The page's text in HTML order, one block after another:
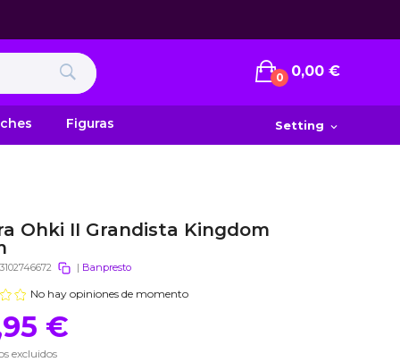
0 0,00 €
Figuras Setting expand_more
Ohki II Grandista Kingdom
| Banpresto
No hay opiniones de momento
€
excluidos